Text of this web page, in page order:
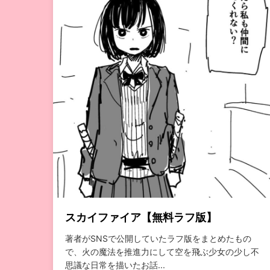
スカイファイア【無料ラフ版】
著者がSNSで公開していたラフ版をまとめたもの
で、火の魔法を推進力にして空を飛ぶ少女の少し不
思議な日常を描いたお話...